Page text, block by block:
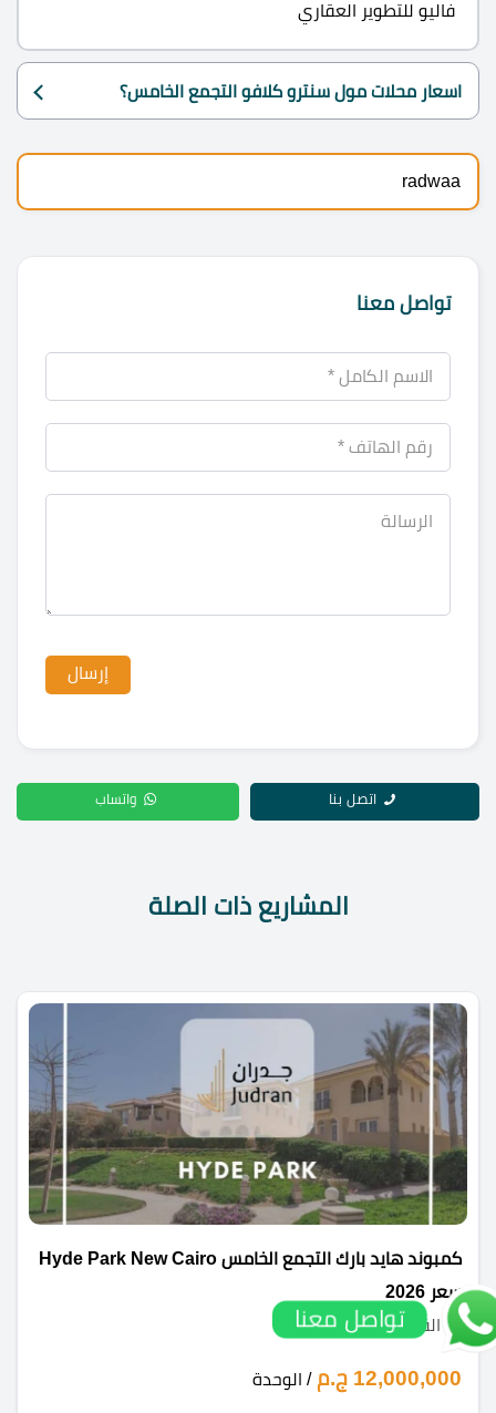
فاليو للتطوير العقاري
اسعار محلات مول سنترو كلافو التجمع الخامس؟
radwaa
تواصل معنا
اتصل بنا واتساب
المشاريع ذات الصلة
كمبوند هايد بارك التجمع الخامس Hyde Park New Cairo
سعر 2026
القاهرة الجديدة
12,000,000 ج.م / الوحدة
تواصل معنا